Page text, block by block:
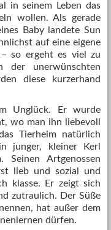
in seinem Leben das
wollen. Als gerade
Baby landete Sun
auf eine eigene
so ergeht es viel zu
der unerwünschten
diese kurzerhand
Unglück. Er wurde
wo man ihn liebevoll
Tierheim natürlich
junger, kleiner Kerl
Seinen Artgenossen
lieb und sozial und
klasse. Er zeigt sich
zutraulich. Der Süße
hat außer dem
dürfen.